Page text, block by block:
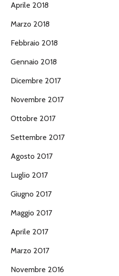
Aprile 2018
Marzo 2018
Febbraio 2018
Gennaio 2018
Dicembre 2017
Novembre 2017
Ottobre 2017
Settembre 2017
Agosto 2017
Luglio 2017
Giugno 2017
Maggio 2017
Aprile 2017
Marzo 2017
Novembre 2016